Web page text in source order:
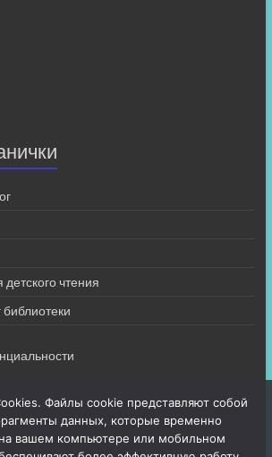
чтения
библиотеки
Файлы cookie представляют собой
данных, которые временно
вашем компьютере или мобильном